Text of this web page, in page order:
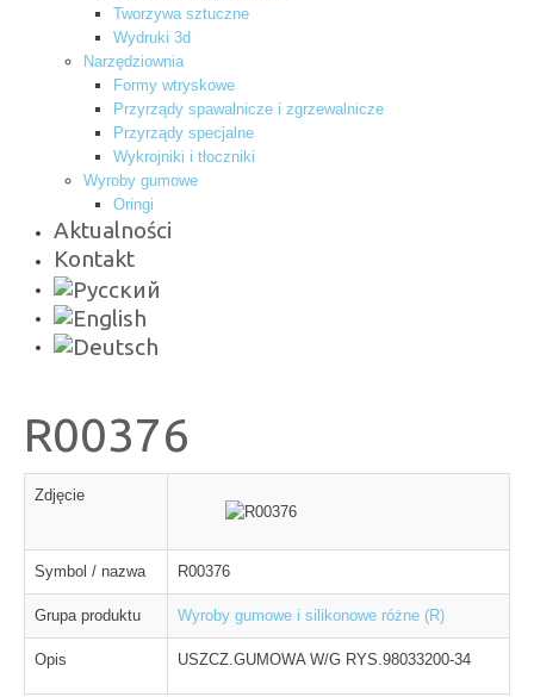
Tworzywa sztuczne
Wydruki 3d
Narzędziownia
Formy wtryskowe
Przyrządy spawalnicze i zgrzewalnicze
Przyrządy specjalne
Wykrojniki i tłoczniki
Wyroby gumowe
Oringi
Aktualności
Kontakt
R00376
Zdjęcie
Symbol / nazwa R00376
Grupa produktu Wyroby gumowe i silikonowe różne (R)
Opis USZCZ.GUMOWA W/G RYS.98033200-34